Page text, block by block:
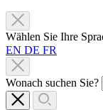
Wählen Sie Ihre
EN DE FR
Wonach suchen Sie?